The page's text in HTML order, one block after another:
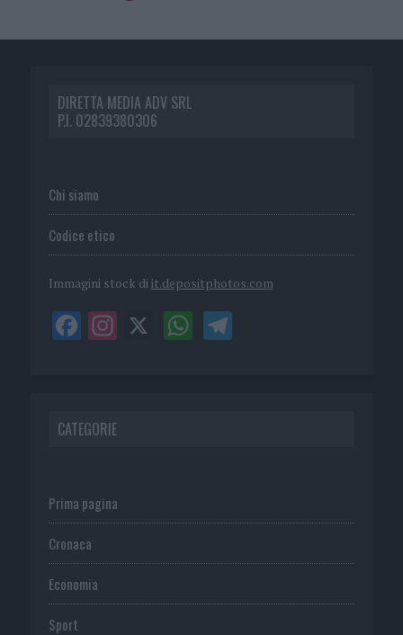
DIRETTA MEDIA ADV SRL
P.I. 02839380306
Chi siamo
Codice etico
Immagini stock di it.depositphotos.com
CATEGORIE
Prima pagina
Cronaca
Economia
Sport